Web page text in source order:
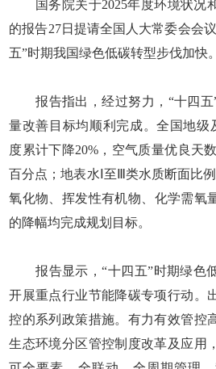
国务院关于2025年度环境状况
的报告27日提请全国人大常委会会
五”时期我国绿色低碳转型步伐加快。
报告指出，经过努力，“十四五
量改善目标均顺利完成。全国地级
度累计下降20%，空气质量优良天
百分点；地表水Ⅰ至Ⅲ类水质断面比
氧化物、挥发性有机物、化学需氧
的降幅均完成规划目标。
报告显示，“十四五”时期绿色
开展重点行业节能降碳专项行动。
控的系列政策措施。有力有效管控
生态环境分区管控制度改革及应用